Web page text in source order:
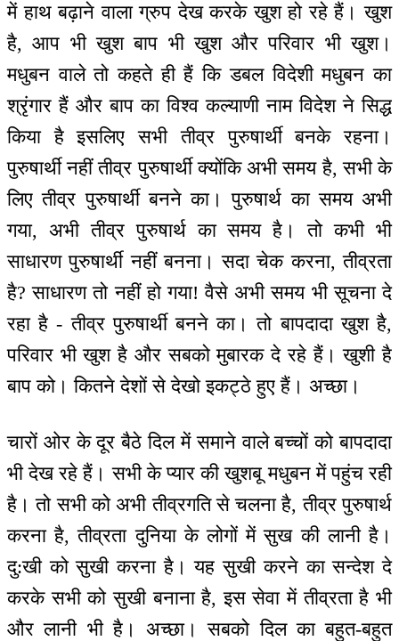
में हाथ बढ़ाने वाला ग्रुप देख करके खुश हो रहे हैं। खुश
है, आप भी खुश बाप भी खुश और परिवार भी खुश।
मधुबन वाले तो कहते ही हैं कि डबल विदेशी मधुबन का
श्रृंगार हैं और बाप का विश्व कल्याणी नाम विदेश ने सिद्ध
किया है इसलिए सभी तीव्र पुरुषार्थी बनके रहना।
पुरुषार्थी नहीं तीव्र पुरुषार्थी क्योंकि अभी समय है, सभी के
लिए तीव्र पुरुषार्थी बनने का। पुरुषार्थ का समय अभी
गया, अभी तीव्र पुरुषार्थ का समय है। तो कभी भी
साधारण पुरुषार्थी नहीं बनना। सदा चेक करना, तीव्रता
है? साधारण तो नहीं हो गया! वैसे अभी समय भी सूचना दे
रहा है - तीव्र पुरुषार्थी बनने का। तो बापदादा खुश है,
परिवार भी खुश है और सबको मुबारक दे रहे हैं। खुशी है
बाप को। कितने देशों से देखो इकट्ठे हुए हैं। अच्छा।
चारों ओर के दूर बैठे दिल में समाने वाले बच्चों को बापदादा
भी देख रहे हैं। सभी के प्यार की खुशबू मधुबन में पहुंच रही
है। तो सभी को अभी तीव्रगति से चलना है, तीव्र पुरुषार्थ
करना है, तीव्रता दुनिया के लोगों में सुख की लानी है।
दु:खी को सुखी करना है। यह सुखी करने का सन्देश दे
करके सभी को सुखी बनाना है, इस सेवा में तीव्रता है भी
और लानी भी है। अच्छा। सबको दिल का बहुत-बहुत